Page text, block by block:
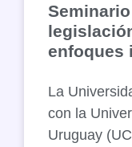
enfoques
La
con la
Uruguay